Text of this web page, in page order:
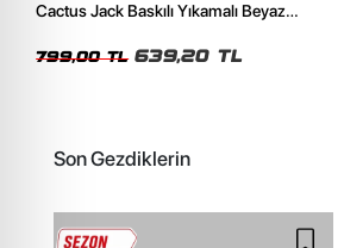
Cactus Jack Baskılı Yıkamalı Beyaz
799,00 TL 639,20 TL
Son Gezdiklerin